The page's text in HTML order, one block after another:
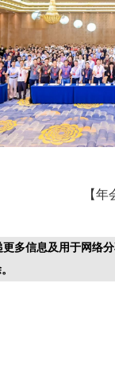
【年
多信息及用于网